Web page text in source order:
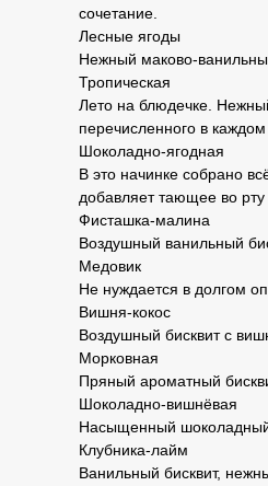
сочетание.
Лесные ягоды
Нежный маково-
Тропическая
Лето на блюдечке.
перечисленного в
Шоколадно-ягодная
В это начинке собрано
добавляет тающее во
Фисташка-малина
Воздушный ванильный
Медовик
Не нуждается в долгом
Вишня-кокос
Воздушный бисквит с
Морковная
Пряный ароматный
Шоколадно-вишнёвая
Насыщенный шоколадный
Клубника-лайм
Ванильный бисквит,